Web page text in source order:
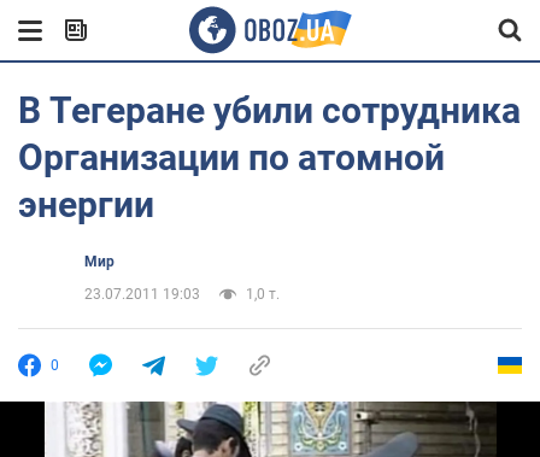
В Тегеране убили сотрудника
Организации по атомной
энергии
Мир
23.07.2011 19:03
1,0 т.
0